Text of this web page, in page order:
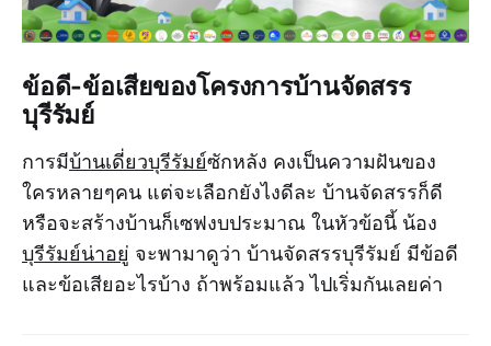
ข้อดี-ข้อเสียของโครงการบ้านจัดสรร
บุรีรัมย์
การมีบ้านเดี่ยวบุรีรัมย์ซักหลัง คงเป็นความฝันของ
ใครหลายๆคน แต่จะเลือกยังไงดีละ บ้านจัดสรรก็ดี
หรือจะสร้างบ้านก็เซฟงบประมาณ ในหัวข้อนี้ น้อง
บุรีรัมย์น่าอยู่ จะพามาดูว่า บ้านจัดสรรบุรีรัมย์ มีข้อดี
และข้อเสียอะไรบ้าง ถ้าพร้อมแล้ว ไปเริ่มกันเลยค่า